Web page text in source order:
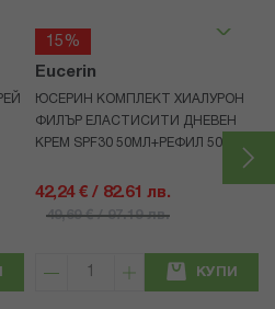
15%
Eucerin
ЮСЕРИН КОМПЛЕКТ ХИАЛУРОН
ФИЛЪР ЕЛАСТИСИТИ ДНЕВЕН
КРЕМ SPF30 50МЛ+РЕФИЛ 50МЛ
42,24 € / 82.61 лв.
49,69 € / 97.19 лв.
КУПИ